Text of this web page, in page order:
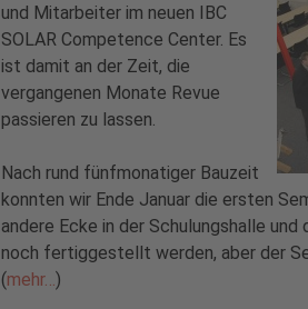
und Mitarbeiter im neuen IBC
SOLAR Competence Center. Es
ist damit an der Zeit, die
vergangenen Monate Revue
passieren zu lassen.
Nach rund fünfmonatiger Bauzeit
konnten wir Ende Januar die ersten
andere Ecke in der Schulungshalle
noch fertiggestellt werden, aber der
(mehr… )